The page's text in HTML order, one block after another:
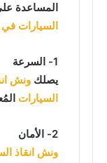
المساعدة على
السيارات
1- السرعة
يصلك ونش
السيارات
2- الأمان
ونش انقاذ